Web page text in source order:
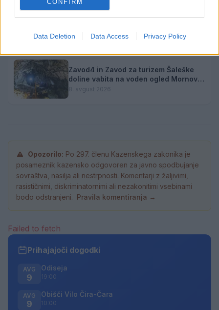
CONFIRM
Data Deletion Data Access Privacy Policy
Zvezde pod zvezdami: Poletni kino
9. avgust 2026
Zavod4 in Zavod za turizem Šaleške
doline vabita na voden ogled Mornove
zijalke
8. avgust 2026
Opozorilo: Po 297. členu Kazenskega zakonika je
posameznik kazensko odgovoren za javno spodbujanje
sovraštva, nasilja ali nestrpnosti. Komentarji z žaljivimi,
rasističnimi, diskriminatornimi ali nezakonitimi vsebinami
bodo odstranjeni.
Pravila komentiranja →
Failed to fetch
Prihajajoči dogodki
AVG
9
Odiseja
19:00
AVG
9
Obišči Vilo Čira-Čara
10:00